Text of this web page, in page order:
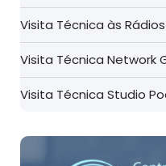
Visita Técnica às
Visita Técnica Network
Visita Técnica Studio